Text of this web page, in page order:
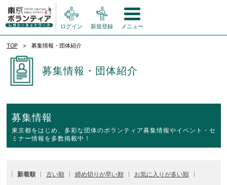
ログイン 新規登録 メニュー
TOP 募集情報・団体紹介
募集情報・団体紹介
募集情報
東京都をはじめ、多彩な団体のボランティア募集情報やイベント・セ
ミナー情報を多数掲載中！
新着順 古い順 締め切りが早い順 お気に入りが多い順